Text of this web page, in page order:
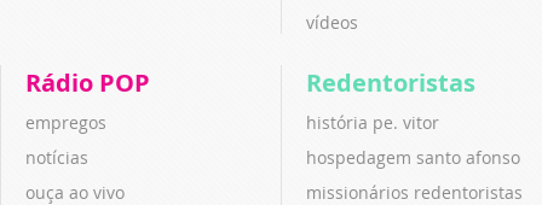
vídeos
Rádio POP
empregos
notícias
ouça ao vivo
Redentoristas
história pe. vitor
hospedagem santo afonso
missionários redentoristas